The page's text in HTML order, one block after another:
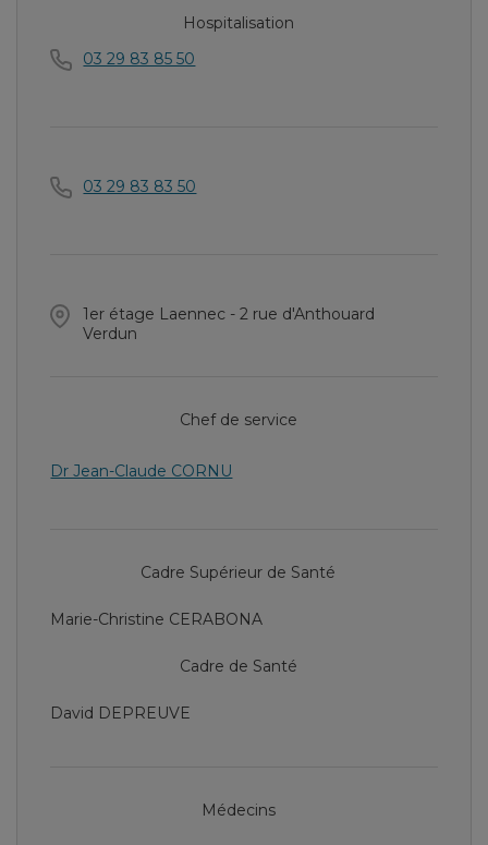
Hospitalisation
03 29 83 85 50
03 29 83 83 50
1er étage Laennec - 2 rue d'Anthouard
Verdun
Chef de service
Dr Jean-Claude CORNU
Cadre Supérieur de Santé
Marie-Christine CERABONA
Cadre de Santé
David DEPREUVE
Médecins